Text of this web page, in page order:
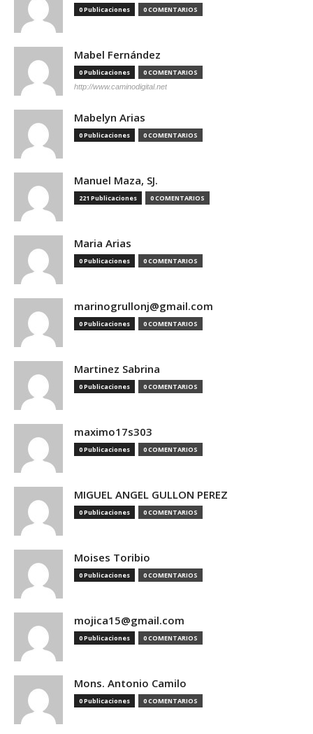
0 Publicaciones 0 COMENTARIOS
Mabel Fernández
0 Publicaciones 0 COMENTARIOS
http://www.caminodigital.net
Mabelyn Arias
0 Publicaciones 0 COMENTARIOS
Manuel Maza, SJ.
221 Publicaciones 0 COMENTARIOS
Maria Arias
0 Publicaciones 0 COMENTARIOS
marinogrullonj@gmail.com
0 Publicaciones 0 COMENTARIOS
Martinez Sabrina
0 Publicaciones 0 COMENTARIOS
maximo17s303
0 Publicaciones 0 COMENTARIOS
MIGUEL ANGEL GULLON PEREZ
0 Publicaciones 0 COMENTARIOS
Moises Toribio
0 Publicaciones 0 COMENTARIOS
mojica15@gmail.com
0 Publicaciones 0 COMENTARIOS
Mons. Antonio Camilo
0 Publicaciones 0 COMENTARIOS